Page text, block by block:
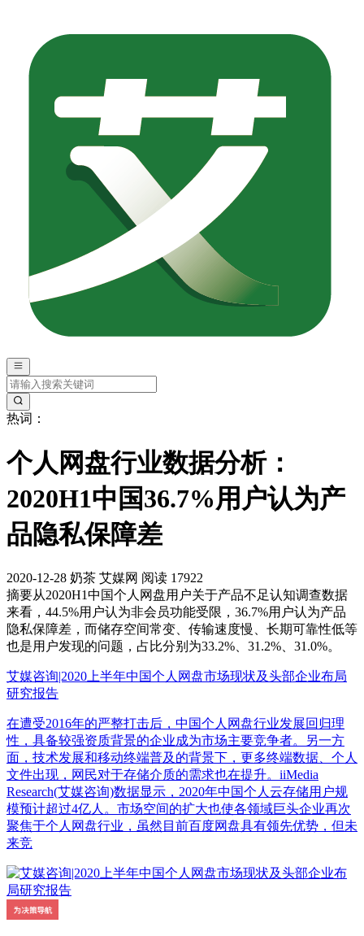
热词：
个人网盘行业数据分析：
2020H1中国36.7%用户认为产
品隐私保障差
2020-12-28 奶茶 艾媒网 阅读 17922
摘要从2020H1中国个人网盘用户关于产品不足认知调查数据
来看，44.5%用户认为非会员功能受限，36.7%用户认为产品
隐私保障差，而储存空间常变、传输速度慢、长期可靠性低等
也是用户发现的问题，占比分别为33.2%、31.2%、31.0%。
艾媒咨询|2020上半年中国个人网盘市场现状及头部企业布局
研究报告
在遭受2016年的严整打击后，中国个人网盘行业发展回归理
性，具备较强资质背景的企业成为市场主要竞争者。另一方
面，技术发展和移动终端普及的背景下，更多终端数据、个人
文件出现，网民对于存储介质的需求也在提升。iiMedia
Research(艾媒咨询)数据显示，2020年中国个人云存储用户规
模预计超过4亿人。市场空间的扩大也使各领域巨头企业再次
聚焦于个人网盘行业，虽然目前百度网盘具有领先优势，但未
来竞